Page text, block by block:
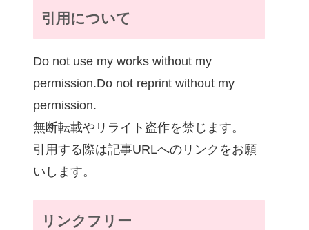
引用について
Do not use my works without my
permission.Do not reprint without my
permission.
無断転載やリライト盗作を禁じます。
引用する際は記事URLへのリンクをお願
いします。
リンクフリー